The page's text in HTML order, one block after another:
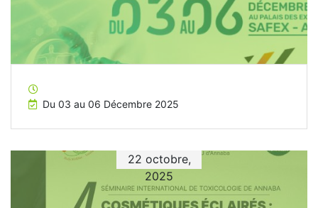
Du 03 au 06 Décembre 2025
22 octobre,
2025